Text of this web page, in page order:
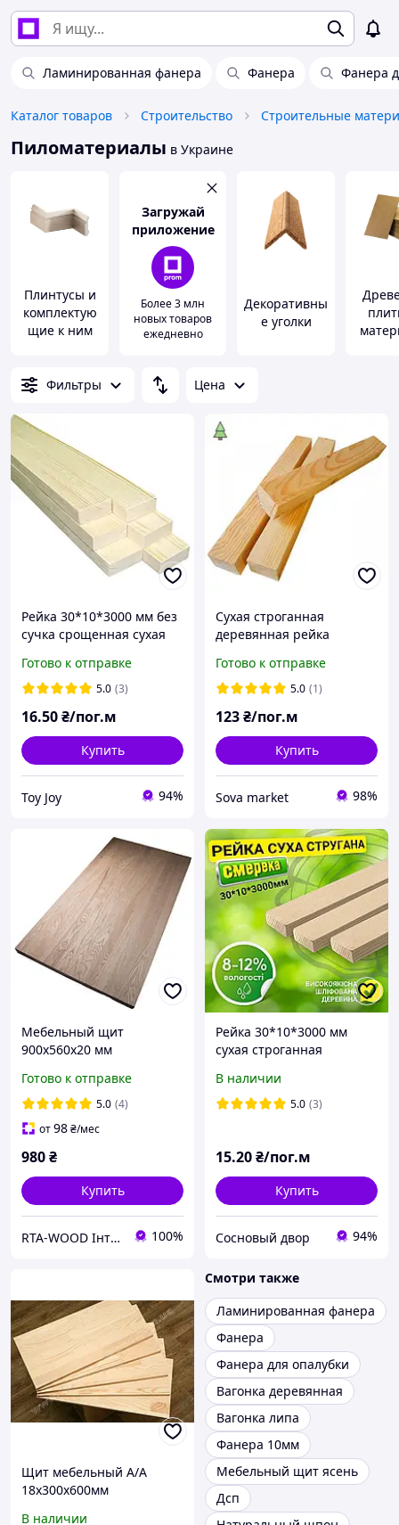
Ламинированная фанера Фанера Фанера
Каталог товаров Строительство Строительные
Пиломатериалы в Украине
Плинтусы и
комплектую
щие к ним
Загружай
приложение
Более 3 млн
новых товаров
ежедневно
Декоративны
е уголки
Фильтры Цена
Рейка 30*10*3000 мм без
сучка срощенная сухая
порода дерева- ель
Готово к отправке
5.0 (3)
16.50₴/пог.м
Купить
Toy Joy 94%
Сухая строганная
деревянная рейка
высшего качества ,
пиломатериал, доска
Готово к отправке
5.0 (1)
123₴/пог.м
Купить
Sova market 98%
Мебельный щит
900x560x20 мм
Готово к отправке
5.0 (4)
от98₴/мес
980₴
Купить
RTA-WOOD Інтернет магазин 100%
Рейка 30*10*3000 мм
сухая строганная
ель
В наличии
5.0 (3)
15.20₴/пог.м
Купить
Сосновый двор 94%
Щит мебельный А/А
18х300х600мм
В наличии
Смотри также
Ламинированная фанера
Фанера
Фанера для опалубки
Вагонка деревянная
Вагонка липа
Фанера 10мм
Мебельный щит ясень
Дсп